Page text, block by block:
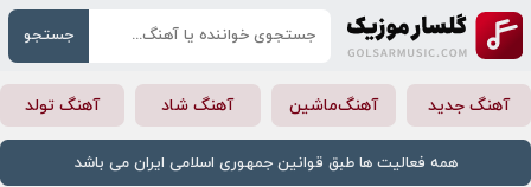
جستجو
آهنگ جدید آهنگ‌ماشین آهنگ شاد آهنگ تولد
همه فعالیت ها طبق قوانین جمهوری اسلامی ایران می باشد